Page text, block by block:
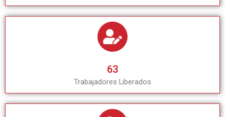
63
Trabajadores Liberados